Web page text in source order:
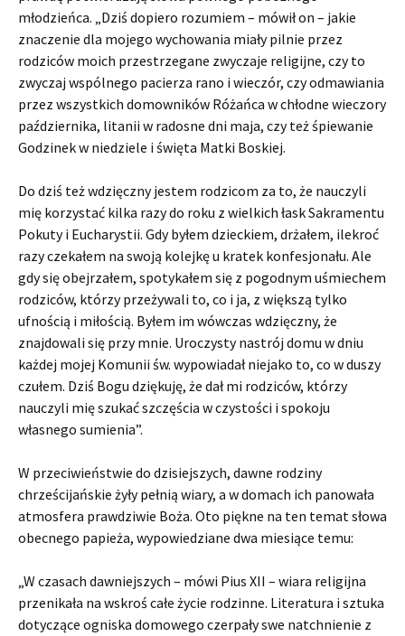
młodzieńca. „Dziś dopiero rozumiem – mówił on – jakie
znaczenie dla mojego wychowania miały pilnie przez
rodziców moich przestrzegane zwyczaje religijne, czy to
zwyczaj wspólnego pacierza rano i wieczór, czy odmawiania
przez wszystkich domowników Różańca w chłodne wieczory
października, litanii w radosne dni maja, czy też śpiewanie
Godzinek w niedziele i święta Matki Boskiej.
Do dziś też wdzięczny jestem rodzicom za to, że nauczyli
mię korzystać kilka razy do roku z wielkich łask Sakramentu
Pokuty i Eucharystii. Gdy byłem dzieckiem, drżałem, ilekroć
razy czekałem na swoją kolejkę u kratek konfesjonału. Ale
gdy się obejrzałem, spotykałem się z pogodnym uśmiechem
rodziców, którzy przeżywali to, co i ja, z większą tylko
ufnością i miłością. Byłem im wówczas wdzięczny, że
znajdowali się przy mnie. Uroczysty nastrój domu w dniu
każdej mojej Komunii św. wypowiadał niejako to, co w duszy
czułem. Dziś Bogu dziękuję, że dał mi rodziców, którzy
nauczyli mię szukać szczęścia w czystości i spokoju
własnego sumienia”.
W przeciwieństwie do dzisiejszych, dawne rodziny
chrześcijańskie żyły pełnią wiary, a w domach ich panowała
atmosfera prawdziwie Boża. Oto piękne na ten temat słowa
obecnego papieża, wypowiedziane dwa miesiące temu:
„W czasach dawniejszych – mówi Pius XII – wiara religijna
przenikała na wskroś całe życie rodzinne. Literatura i sztuka
dotyczące ogniska domowego czerpały swe natchnienie z